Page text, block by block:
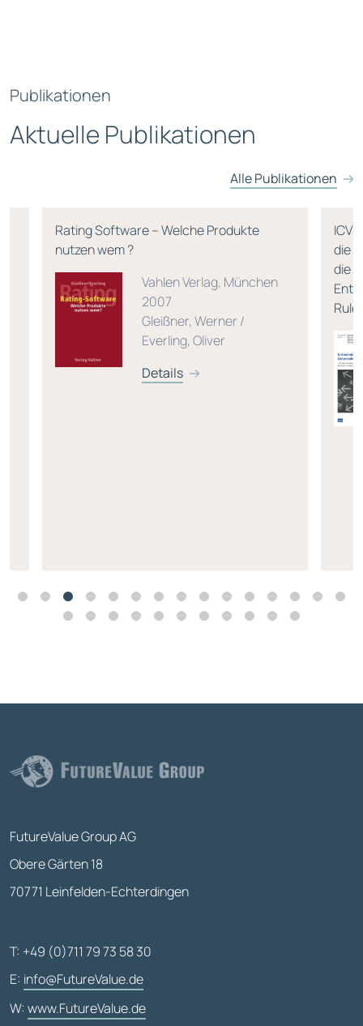
Publikationen
Aktuelle Publikationen
Alle Publikationen
Rating Software – Welche Produkte
nutzen wem ?
Vahlen Verlag, München
2007
Gleißner, Werner /
Everling, Oliver
Details
ICV
die
die
Rule)
FutureValue Group AG
Obere Gärten 18
70771 Leinfelden-Echterdingen
T: +49 (0)711 79 73 58 30
E: info@FutureValue.de
W: www.FutureValue.de